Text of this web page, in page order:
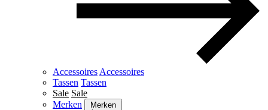
Accessoires Accessoires
Tassen Tassen
Sale Sale
Merken
Merken